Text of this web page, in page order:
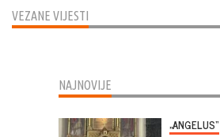
VEZANE VIJESTI
NAJNOVIJE
„ANGELUS“